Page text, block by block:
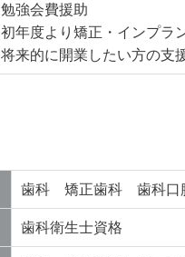
勉強会費援助
初年度より矯正・インプラ
将来的に開業したい方の支
歯科 矯正歯科 歯科口
歯科衛生士資格